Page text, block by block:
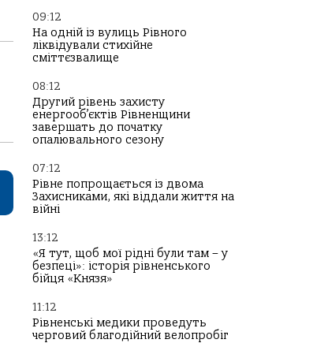
09:12
На одній із вулиць Рівного
ліквідували стихійне
сміттєзвалище
08:12
Другий рівень захисту
енергооб’єктів Рівненщини
завершать до початку
опалювального сезону
07:12
Рівне попрощається із двома
Захисниками, які віддали життя на
війні
13:12
«Я тут, щоб мої рідні були там – у
безпеці»: історія рівненського
бійця «Князя»
11:12
Рівненські медики проведуть
черговий благодійний велопробіг